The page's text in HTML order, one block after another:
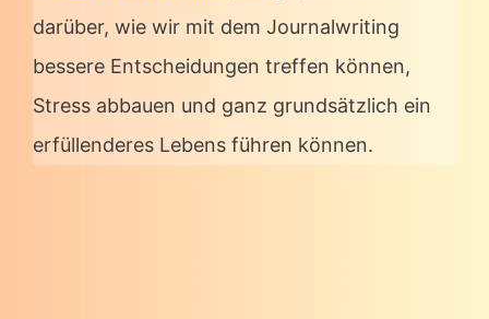
darüber, wie wir mit dem Journalwriting
bessere Entscheidungen treffen können,
Stress abbauen und ganz grundsätzlich ein
erfüllenderes Lebens führen können.